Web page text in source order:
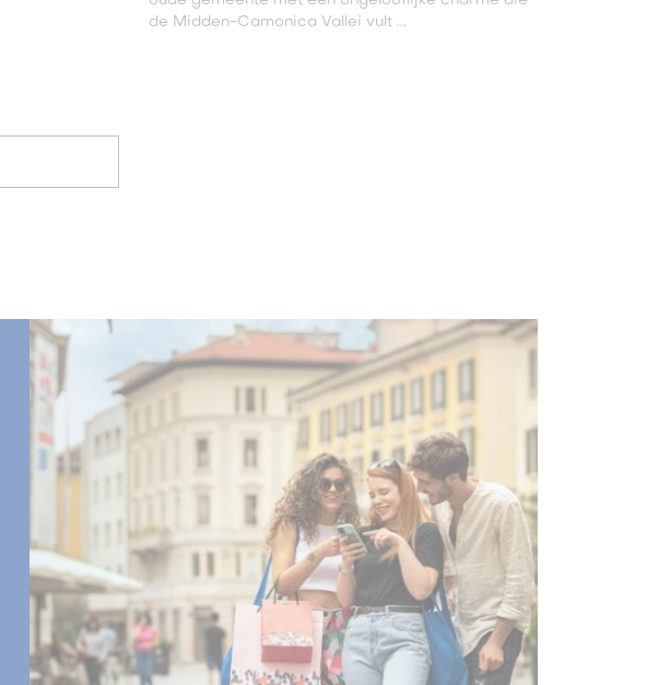
de Midden-Camonica Vallei vult ...